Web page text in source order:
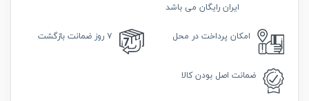
ایران رایگان می باشد
امکان پرداخت در محل ۷ روز ضمانت بازگشت
ضمانت اصل بودن کالا